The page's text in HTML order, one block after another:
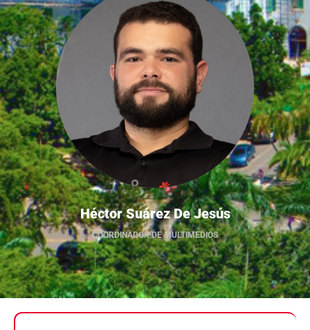
Héctor Suárez De Jesús
COORDINADOR DE MULTIMEDIOS